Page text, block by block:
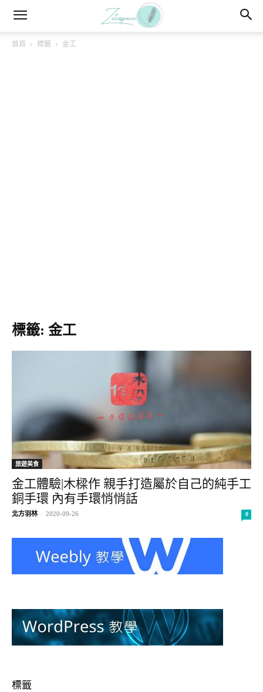
首頁 標籤 金工
標籤: 金工
旅遊美食
金工體驗|木樑作 親手打造屬於自己的純手工
銅手環 內有手環悄悄話
北方羽林 - 2020-09-26 0
標籤